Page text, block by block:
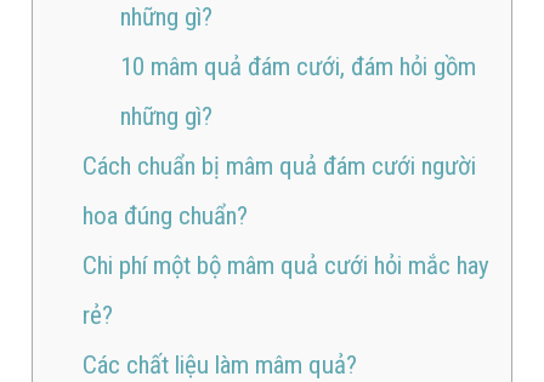
những gì?
10 mâm quả đám cưới, đám hỏi gồm
những gì?
Cách chuẩn bị mâm quả đám cưới người
hoa đúng chuẩn?
Chi phí một bộ mâm quả cưới hỏi mắc hay
rẻ?
Các chất liệu làm mâm quả?